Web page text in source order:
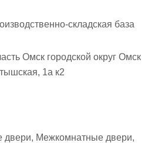
складская база
Омск городской округ Омск
1а к2
двери, Межкомнатные двери,